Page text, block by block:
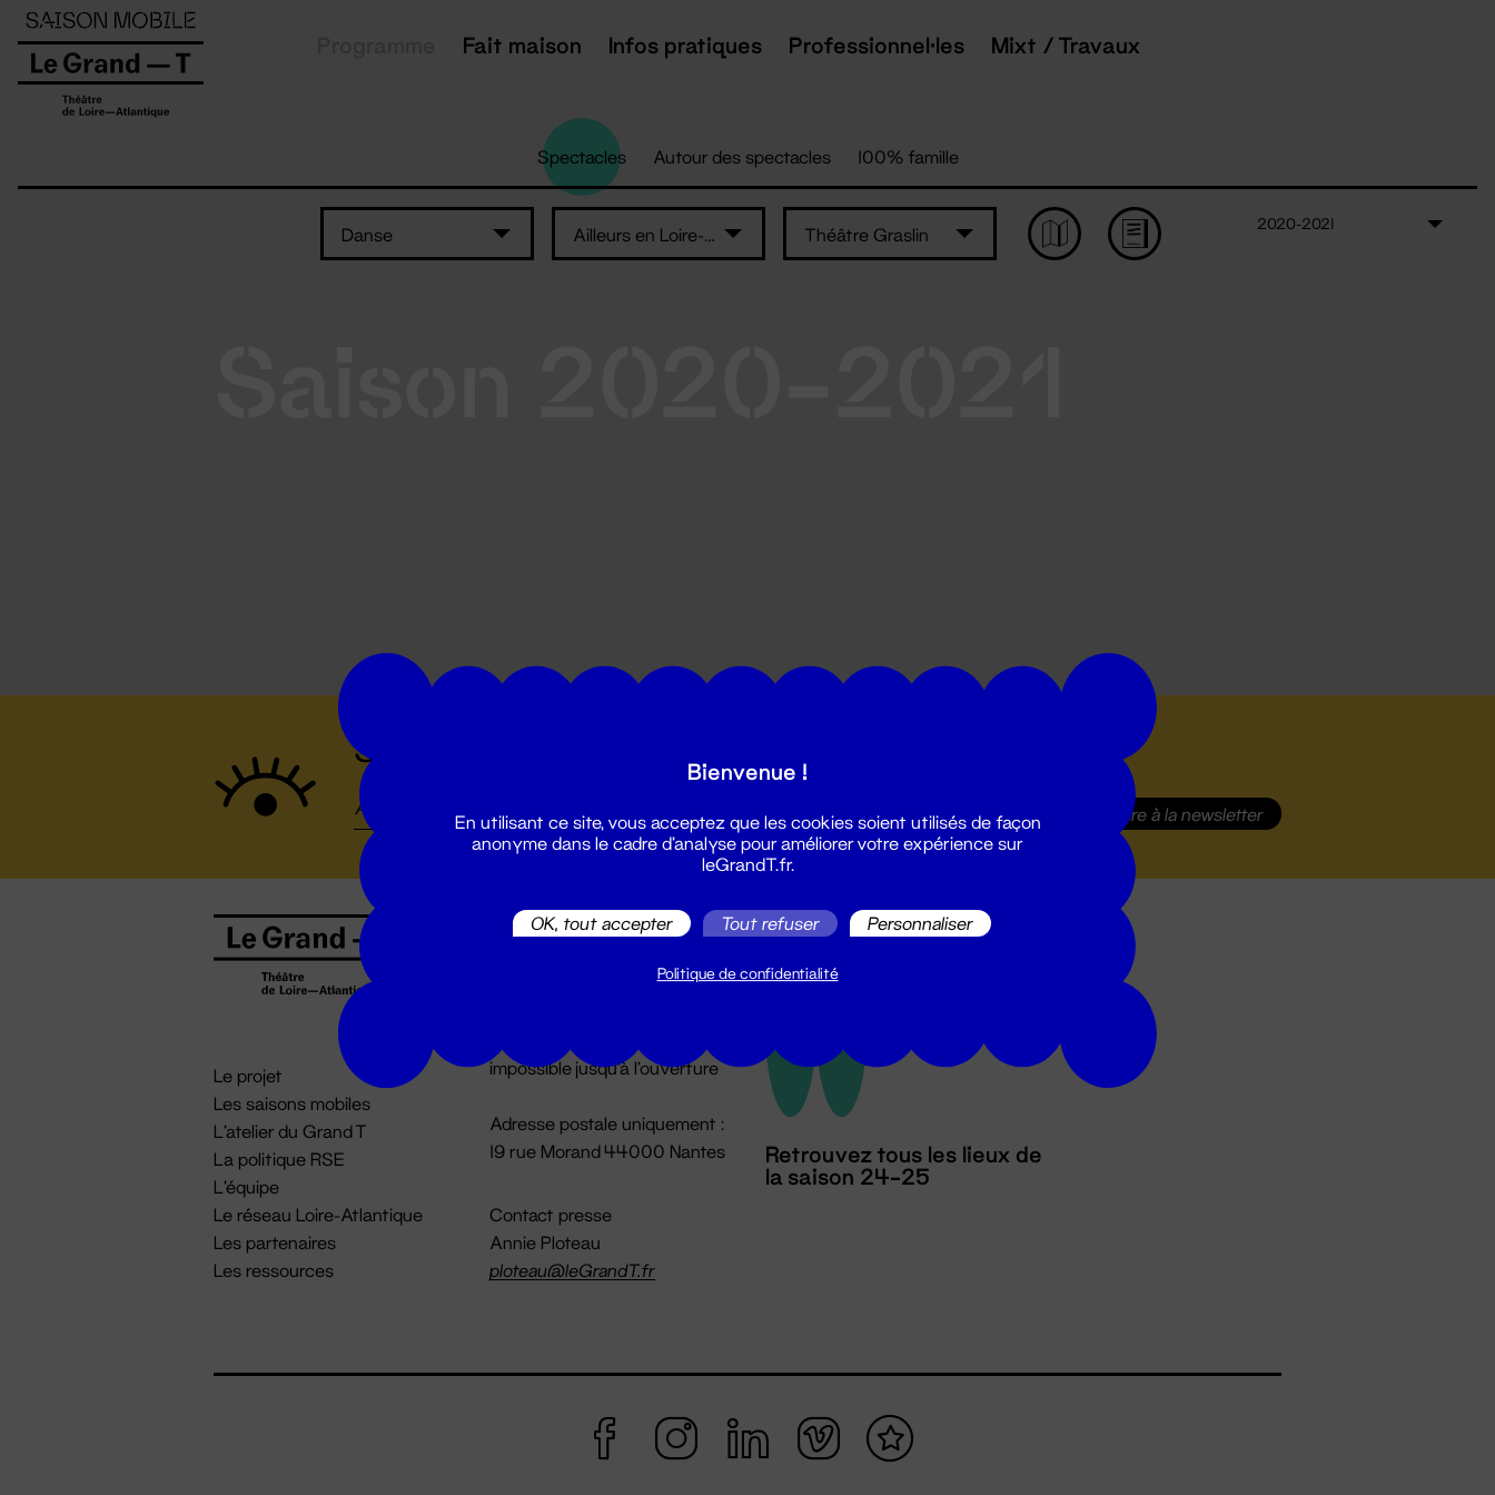
Fait maison Infos pratiques Professionnel·les Mixt / Travaux
Spectacles Autour des spectacles 100% famille
Danse Ailleurs en Loire-Atlantique Théâtre Graslin
2020-2021
Suivez toutes les actualités du Grand T :
S'inscrire à la newsletter
Le projet
Les saisons mobiles
L'atelier du Grand T
La politique RSE
L'équipe
Le réseau Loire-Atlantique
Les partenaires
Les ressources
Billetterie
billetterie@leGrandT.fr
impossible jusqu'à l'ouverture
Adresse postale uniquement :
19 rue Morand 44000 Nantes
Contact presse
Annie Ploteau
ploteau@leGrandT.fr
Retrouvez tous les lieux de
la saison 24-25
Panneau de gestion des cookies
Bienvenue !
En utilisant ce site, vous acceptez que les cookies soient utilisés de façon
anonyme dans le cadre d'analyse pour améliorer votre expérience sur
leGrandT.fr.
OK, tout accepter Tout refuser Personnaliser
Politique de confidentialité